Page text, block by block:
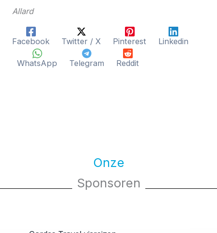
Allard
Facebook Twitter / X Pinterest Linkedin
WhatsApp Telegram Reddit
Onze
Sponsoren